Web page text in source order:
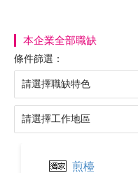
本企業全部職缺
條件篩選：
煎檯